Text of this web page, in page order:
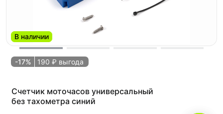
В наличии
-17% 190 ₽ выгода
Счетчик моточасов универсальный
без тахометра синий